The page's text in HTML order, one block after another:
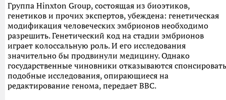
Группа Hinxton Group, состоящая из биоэтиков,
генетиков и прочих экспертов, убеждена: генетическая
модификация человеческих эмбрионов необходимо
разрешить. Генетический код на стадии эмбрионов
играет колоссальную роль. И его исследования
значительно бы продвинули медицину. Однако
государственные чиновники отказываются спонсировать
подобные исследования, опирающиеся на
редактирование генома, передает BBC.